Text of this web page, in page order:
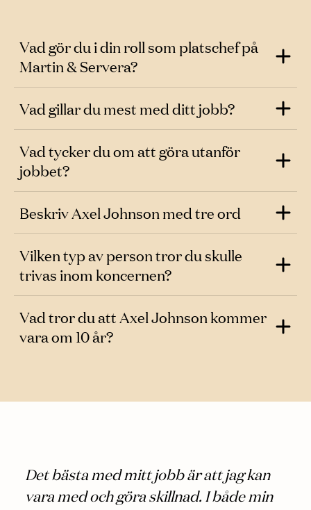
Vad gör du i din roll som platschef på
Martin & Servera?
Vad gillar du mest med ditt jobb?
Vad tycker du om att göra utanför
jobbet?
Beskriv Axel Johnson med tre ord
Vilken typ av person tror du skulle
trivas inom koncernen?
Vad tror du att Axel Johnson kommer
vara om 10 år?
Det bästa med mitt jobb är att jag kan
vara med och göra skillnad. I både min